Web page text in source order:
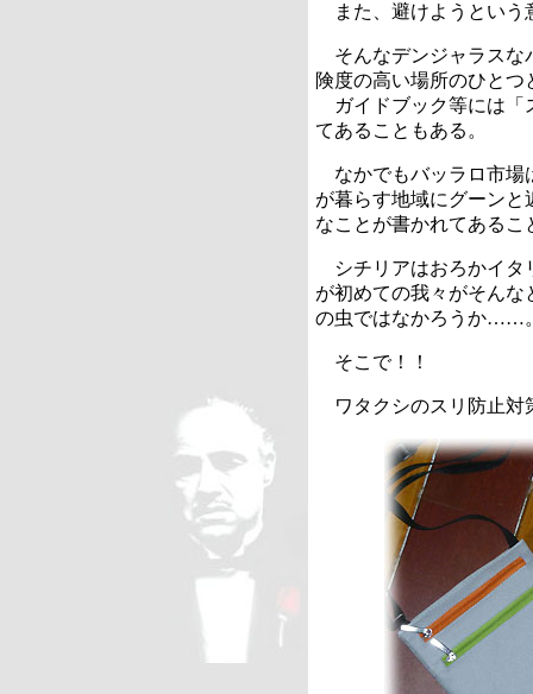
また、避けようという
そんなデンジャラスな
険度の高い場所のひとつ
ガイドブック等には「
てあることもある。
なかでもバッラロ市場
が暮らす地域にグーン
なことが書かれてあるこ
シチリアはおろかイタ
が初めての我々がそん
の虫ではなかろうか……
そこで！！
ワタクシのスリ防止対